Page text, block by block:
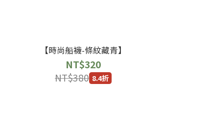
【時尚船襪-條紋藏青】
NT$320
NT$380 8.4折